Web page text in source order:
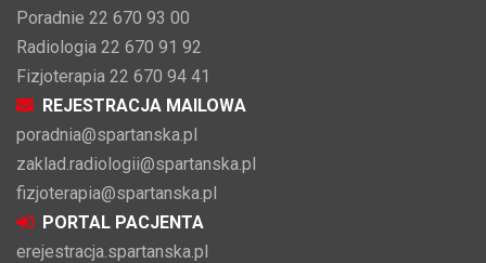
Poradnie 22 670 93 00
Radiologia 22 670 91 92
Fizjoterapia 22 670 94 41
REJESTRACJA MAILOWA
poradnia@spartanska.pl
zaklad.radiologii@spartanska.pl
fizjoterapia@spartanska.pl
PORTAL PACJENTA
erejestracja.spartanska.pl